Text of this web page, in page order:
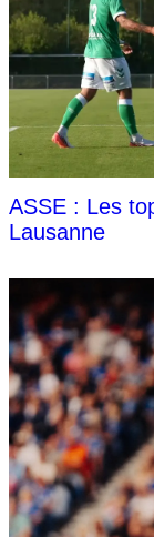
ASSE : Les
Lausanne